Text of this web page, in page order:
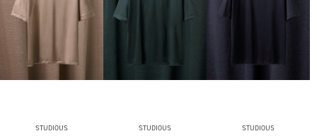
STUDIOUS
STUDIOUS
STUDIOUS